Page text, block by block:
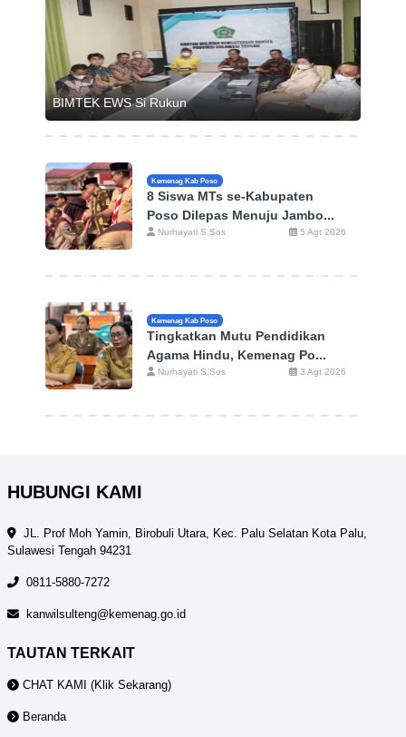
BIMTEK EWS Si Rukun
Kemenag Kab Poso
8 Siswa MTs se-Kabupaten
Poso Dilepas Menuju Jambo...
Nurhayati S.Sos 5 Agt 2026
Kemenag Kab Poso
Tingkatkan Mutu Pendidikan
Agama Hindu, Kemenag Po...
Nurhayati S.Sos 3 Agt 2026
HUBUNGI KAMI
JL. Prof Moh Yamin, Birobuli Utara, Kec. Palu Selatan Kota Palu,
Sulawesi Tengah 94231
0811-5880-7272
kanwilsulteng@kemenag.go.id
TAUTAN TERKAIT
CHAT KAMI (Klik Sekarang)
Beranda